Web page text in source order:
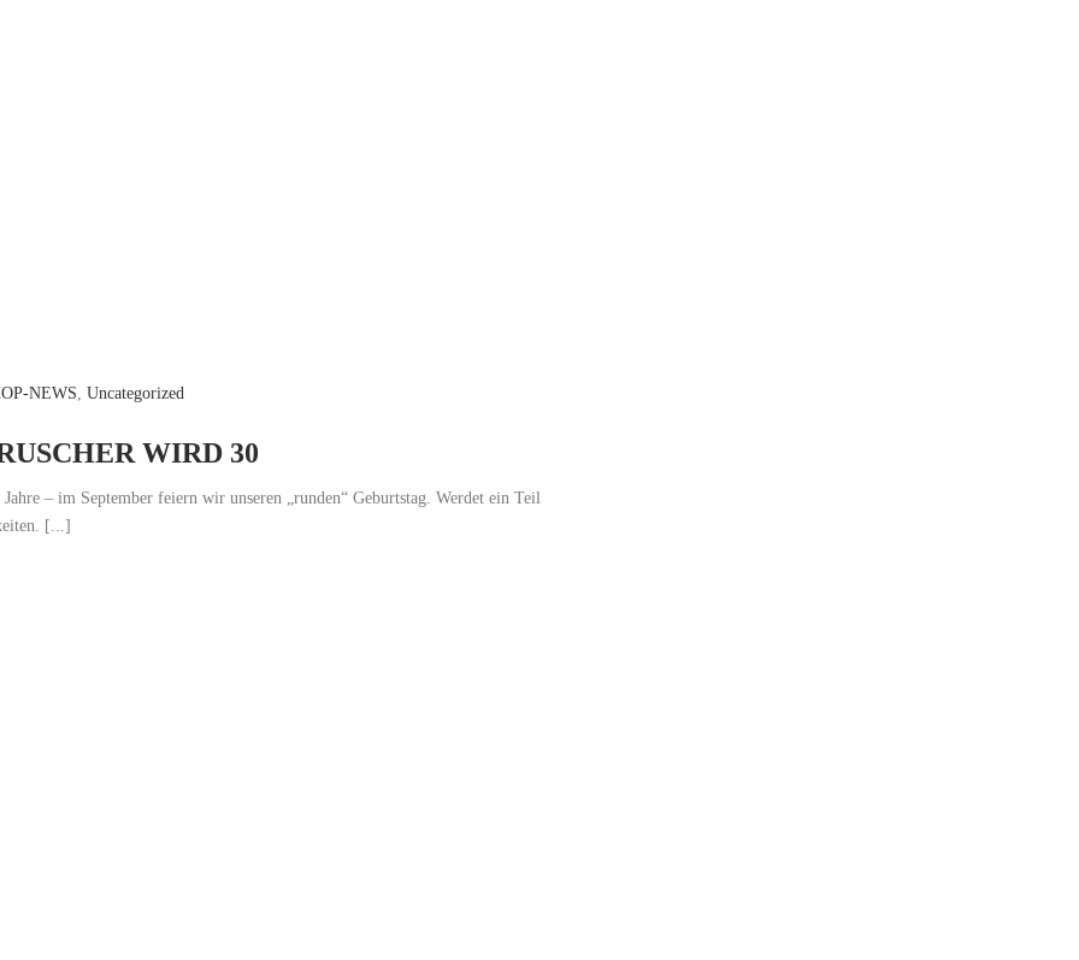
NEWS, Uncategorized
WIRD 30
– im September feiern wir unseren „runden“ Geburtstag. Werdet ein Teil
[...]